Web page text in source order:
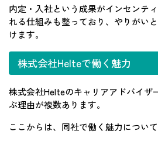
内定・入社という成果がインセンテ
れる仕組みも整っており、やりがい
けます。
株式会社Helteで働く魅力
株式会社Helteのキャリアアドバイザ
ぶ理由が複数あります。
ここからは、同社で働く魅力について